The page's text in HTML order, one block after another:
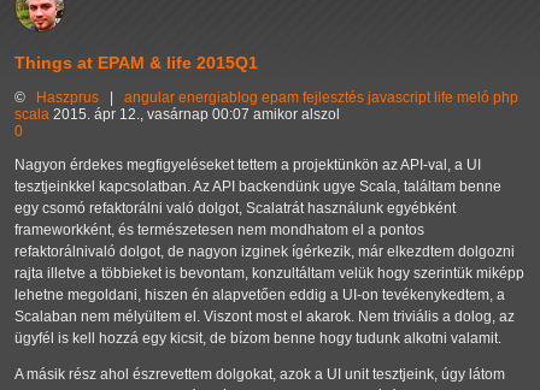
Things at EPAM & life 2015Q1
© Haszprus angular energiablog epam fejlesztés javascript life meló php
scala 2015. ápr 12., vasárnap 00:07 amikor alszol
0
Nagyon érdekes megfigyeléseket tettem a projektünkön az API-val, a UI
tesztjeinkkel kapcsolatban. Az API backendünk ugye Scala, találtam benne
egy csomó refaktorálni való dolgot, Scalatrát használunk egyébként
frameworkként, és természetesen nem mondhatom el a pontos
refaktorálnivaló dolgot, de nagyon izginek ígérkezik, már elkezdtem dolgozni
rajta illetve a többieket is bevontam, konzultáltam velük hogy szerintük miképp
lehetne megoldani, hiszen én alapvetően eddig a UI-on tevékenykedtem, a
Scalaban nem mélyültem el. Viszont most el akarok. Nem triviális a dolog, az
ügyfél is kell hozzá egy kicsit, de bízom benne hogy tudunk alkotni valamit.
A másik rész ahol észrevettem dolgokat, azok a UI unit tesztjeink, úgy látom